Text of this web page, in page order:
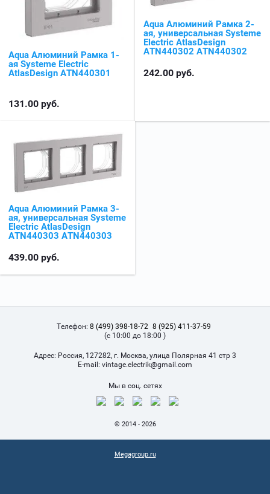
Aqua Алюминий Рамка 1-
ая Systeme Electric
AtlasDesign ATN440301
131.00 руб.
Aqua Алюминий Рамка 2-
ая, универсальная Systeme
Electric AtlasDesign
ATN440302 ATN440302
242.00 руб.
Aqua Алюминий Рамка 3-
ая, универсальная Systeme
Electric AtlasDesign
ATN440303 ATN440303
439.00 руб.
Телефон: 8 (499) 398-18-72 8 (925) 411-37-59
(с 10:00 до 18:00 )
Адрес: Россия, 127282, г. Москва, улица Полярная 41 стр 3
Е-mail: vintage.electrik@gmail.com
Мы в соц. сетях
© 2014 - 2026
Megagroup.ru